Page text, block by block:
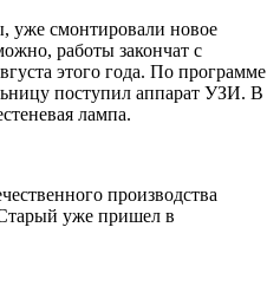
уже смонтировали новое
работы закончат с
этого года. По программе
поступил аппарат УЗИ. В
лампа.
производства
Старый уже пришел в